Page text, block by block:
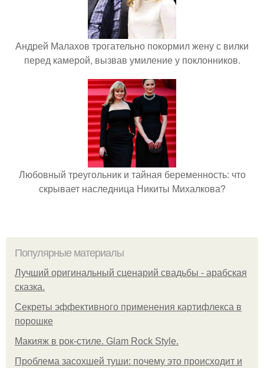
Андрей Малахов трогательно покормил жену с вилки
перед камерой, вызвав умиление у поклонников.
Любовный треугольник и тайная беременность: что
скрывает наследница Никиты Михалкова?
Популярные материалы
Лучший оригинальный сценарий свадьбы - арабская
сказка.
Секреты эффективного применения картифлекса в
порошке
Макияж в рок-стиле. Glam Rock Style.
Проблема засохшей туши: почему это происходит и